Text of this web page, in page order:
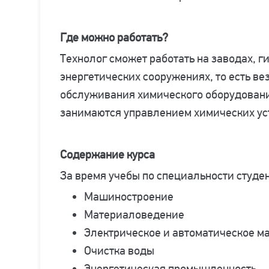
Где можно работать?
Технолог сможет работать на заводах,
энергетических сооружениях, то есть
обслуживания химического
занимаются управлением химических
Содержание курса
За время учебы по специальности
Машиностроение
Материаловедение
Электрическое и автоматическое
Очистка воды